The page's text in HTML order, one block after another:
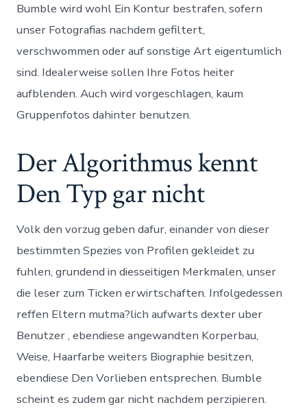
Bumble wird wohl Ein Kontur bestrafen, sofern
unser Fotografias nachdem gefiltert,
verschwommen oder auf sonstige Art eigentumlich
sind. Idealerweise sollen Ihre Fotos heiter
aufblenden. Auch wird vorgeschlagen, kaum
Gruppenfotos dahinter benutzen.
Der Algorithmus kennt
Den Typ gar nicht
Volk den vorzug geben dafur, einander von dieser
bestimmten Spezies von Profilen gekleidet zu
fuhlen, grundend in diesseitigen Merkmalen, unser
die leser zum Ticken erwirtschaften. Infolgedessen
reffen Eltern mutma?lich aufwarts dexter uber
Benutzer , ebendiese angewandten Korperbau,
Weise, Haarfarbe weiters Biographie besitzen,
ebendiese Den Vorlieben entsprechen. Bumble
scheint es zudem gar nicht nachdem perzipieren.